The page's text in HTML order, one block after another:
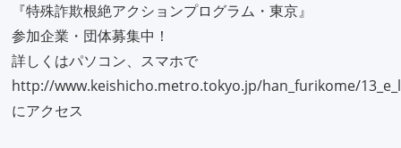
『特殊詐欺根絶アクションプログラム・東京』
参加企業・団体募集中！
詳しくはパソコン、スマホで
http://www.keishicho.metro.tokyo.jp/han_furikome/
にアクセス